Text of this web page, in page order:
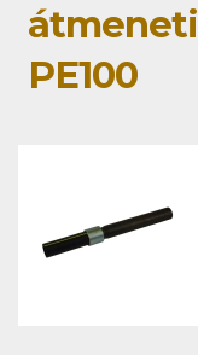
átmeneti
PE100